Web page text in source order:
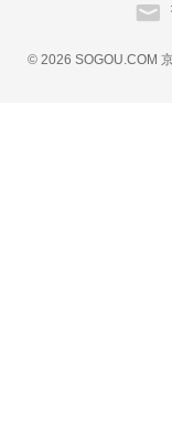
© 2026 SOGOU.COM